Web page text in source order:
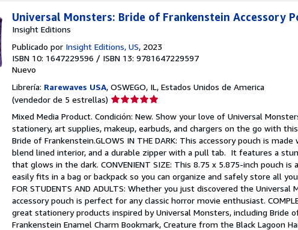
estrellas
Universal Monsters: Bride of Frankenstein Accessory
Insight Editions
Publicado por Insight Editions, US, 2023
ISBN 10: 1647229596 / ISBN 13: 9781647229597
Nuevo
Librería: Rarewaves USA, OSWEGO, IL, Estados Unidos de America
(vendedor de 5 estrellas) Calificación
vendedor:
5
de
5
estrellas
Mixed Media Product. Condición: New. Show your love of Universal
stationery, art supplies, makeup, earbuds, and chargers on the go with
Bride of Frankenstein.GLOWS IN THE DARK: This accessory pouch is
blend lined interior, and a durable zipper with a pull tab. It features a
that glows in the dark. CONVENIENT SIZE: This 8.75 x 5.875-inch pouch
easily fits in a bag or backpack so you can organize and safely store all
FOR STUDENTS AND ADULTS: Whether you just discovered the
accessory pouch is perfect for any classic horror movie enthusiast.
great stationery products inspired by Universal Monsters, including Bride
Frankenstein Enamel Charm Bookmark, Creature from the Black Lagoon